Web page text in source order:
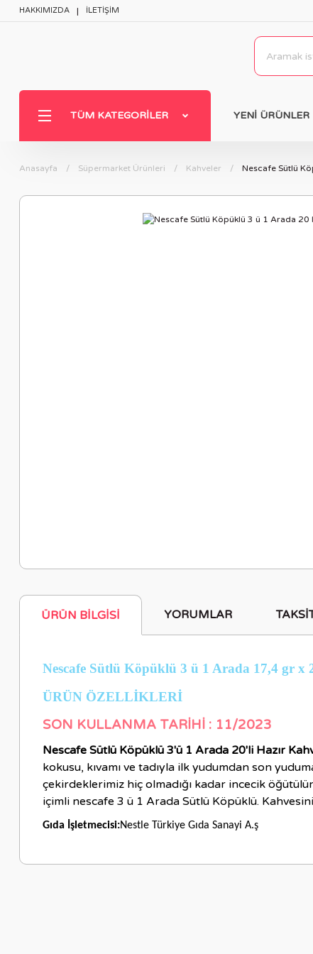
HAKKIMIZDA İLETİŞİM
TÜM KATEGORILER YENİ ÜRÜNLER
Anasayfa Süpermarket Ürünleri Kahveler Nescafe Sütlü
ÜRÜN BILGISI YORUMLAR
Nescafe Sütlü Köpüklü 3 ü 1 Arada 17,4 gr
ÜRÜN ÖZELLİKLERİ
SON KULLANMA TARİHİ : 11/2023
Nescafe Sütlü Köpüklü 3'ü 1 Arada 20'li Hazır
kokusu, kıvamı ve tadıyla ilk yudumdan son
çekirdeklerimiz hiç olmadığı kadar incecik
içimli nescafe 3 ü 1 Arada Sütlü Köpüklü.
Gıda İşletmecisi:Nestle Türkiye Gıda Sanayi A.ş